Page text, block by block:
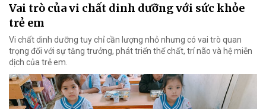
Vai trò của vi chất dinh dưỡng với sức khỏe
trẻ em
Vi chất dinh dưỡng tuy chỉ cần lượng nhỏ nhưng có vai trò quan
trọng đối với sự tăng trưởng, phát triển thể chất, trí não và hệ miễn
dịch của trẻ em.